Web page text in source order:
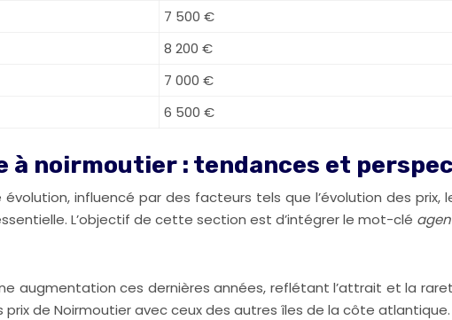
7 500 €
8 200 €
7 000 €
6 500 €
à noirmoutier : tendances et
influencé par des facteurs tels que l’évolution des
L’objectif de cette section est d’intégrer le mot-clé
augmentation ces dernières années, reflétant l’attrait et la
de Noirmoutier avec ceux des autres îles de la côte atlantique.